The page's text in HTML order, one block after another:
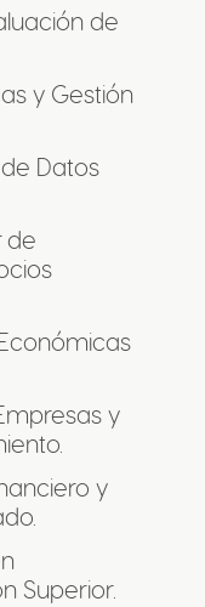
de
y Gestión
Datos
de
y
y
Superior.